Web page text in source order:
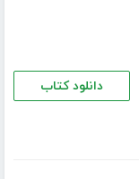
دانلود کتاب